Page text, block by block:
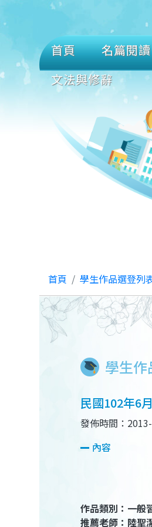
首頁 名篇閱讀
文法與修辭
首頁 學生作品選登列
學生
民國102年6
發佈時間：
內容
作品類別：一般
推薦老師：陸聖